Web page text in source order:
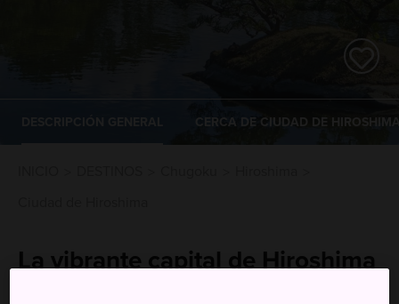
CERCA DE CIUDAD DE
La vibrante capital de Hiroshima